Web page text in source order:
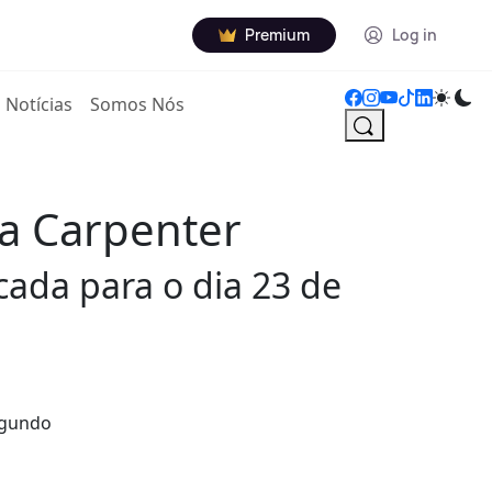
Premium Log in
Notícias Somos Nós
Carpenter
para o dia 23 de